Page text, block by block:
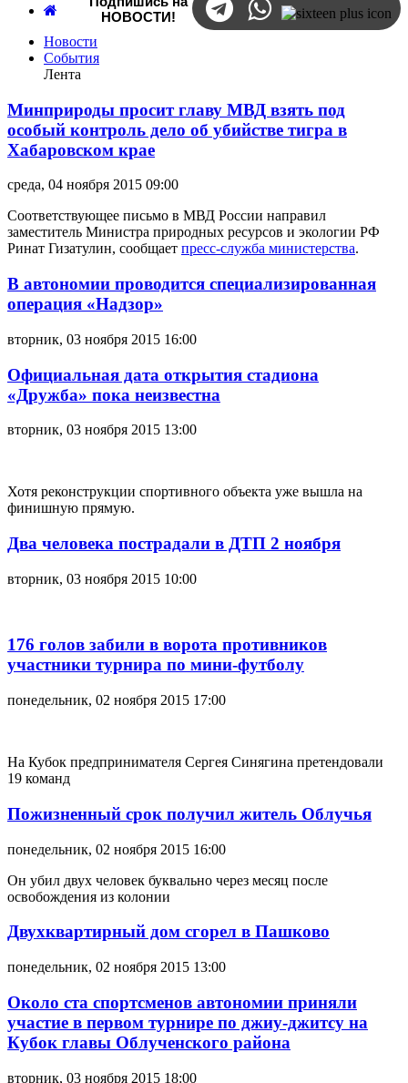
НОВОСТИ!
Новости
События
Лента
Минприроды просит главу МВД взять под
особый контроль дело об убийстве тигра в
Хабаровском крае
среда, 04 ноября 2015 09:00
Соответствующее письмо в МВД России направил
заместитель Министра природных ресурсов и экологии РФ
Ринат Гизатулин, сообщает пресс-служба министерства.
В автономии проводится специализированная
операция «Надзор»
вторник, 03 ноября 2015 16:00
Официальная дата открытия стадиона
«Дружба» пока неизвестна
вторник, 03 ноября 2015 13:00
Хотя реконструкции спортивного объекта уже вышла на
финишную прямую.
Два человека пострадали в ДТП 2 ноября
вторник, 03 ноября 2015 10:00
176 голов забили в ворота противников
участники турнира по мини-футболу
понедельник, 02 ноября 2015 17:00
На Кубок предпринимателя Сергея Синягина претендовали
19 команд
Пожизненный срок получил житель Облучья
понедельник, 02 ноября 2015 16:00
Он убил двух человек буквально через месяц после
освобождения из колонии
Двухквартирный дом сгорел в Пашково
понедельник, 02 ноября 2015 13:00
Около ста спортсменов автономии приняли
участие в первом турнире по джиу-джитсу на
Кубок главы Облученского района
вторник, 03 ноября 2015 18:00